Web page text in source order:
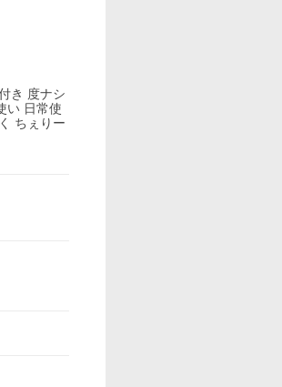
き 度ナシ
い 日常使
ちぇりー